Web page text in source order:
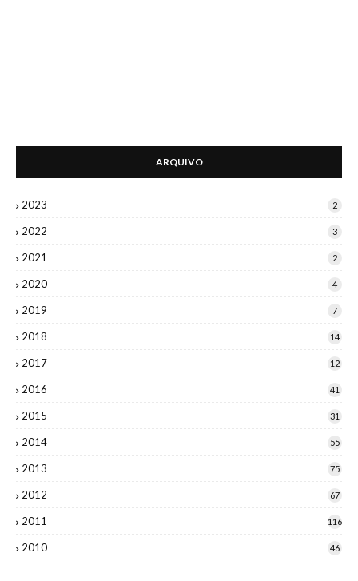
ARQUIVO
2023 2
2022 3
2021 2
2020 4
2019 7
2018 14
2017 12
2016 41
2015 31
2014 55
2013 75
2012 67
2011 116
2010 46